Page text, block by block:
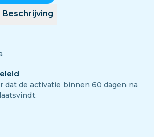
Beschrijving
dat de activatie binnen 60 dagen na